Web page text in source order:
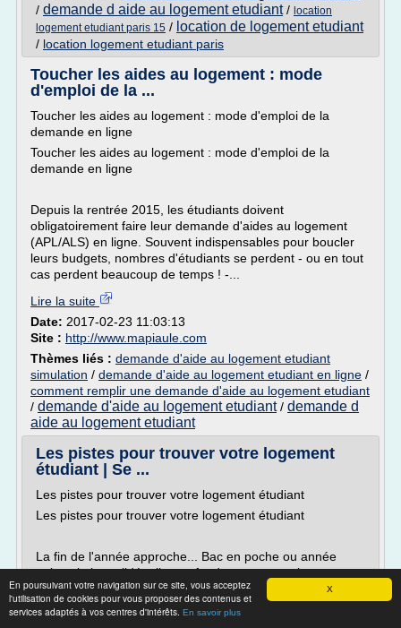
X
En poursuivant votre navigation sur ce site, vous acceptez
l'utilisation de cookies pour vous proposer des contenus et
services adaptés à vos centres d'intérêts. En savoir plus
/ demande d aide au logement etudiant/ location
logement etudiant paris 15 / location de logement etudiant
/ location logement etudiant paris
Toucher les aides au logement : mode
d'emploi de la ...
Toucher les aides au logement : mode d'emploi de la
demande en ligne
Toucher les aides au logement : mode d'emploi de la
demande en ligne
Depuis la rentrée 2015, les étudiants doivent
obligatoirement faire leur demande d'aides au logement
(APL/ALS) en ligne. Souvent indispensables pour boucler
leurs budgets, nombres d'étudiants se perdent - ou en tout
cas perdent beaucoup de temps ! -...
Lire la suite
Date: 2017-02-23 11:03:13
Site : http://www.mapiaule.com
Thèmes liés : demande d'aide au logement etudiant
simulation / demande d'aide au logement etudiant en ligne /
comment remplir une demande d'aide au logement etudiant
/ demande d'aide au logement etudiant/ demande d
aide au logement etudiant
Les pistes pour trouver votre logement
étudiant | Se ...
Les pistes pour trouver votre logement étudiant
Les pistes pour trouver votre logement étudiant
La fin de l'année approche... Bac en poche ou année
universitaire validée, il vous faudra trouver un logement
pour septembre/octobre. La recherche d'une location
n'est pas de tout repos. Pas de panique, nous vous
donnons les pistes pour trouver le logement et les aides